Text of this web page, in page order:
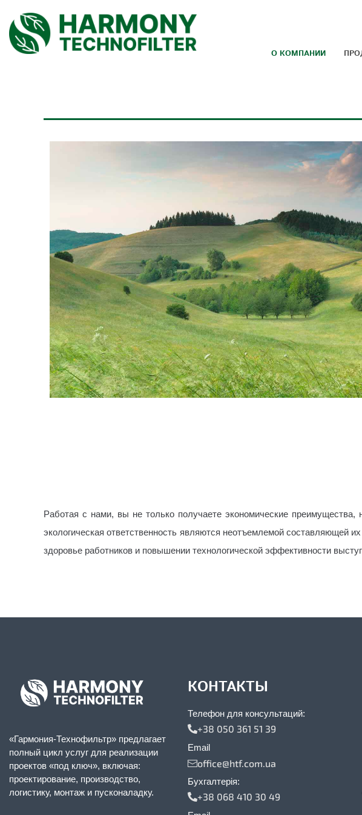
О КОМПАНИИ
Работая с нами, вы не только получаете экономические преимущества,
экологическая ответственность являются неотъемлемой
здоровье работников и повышении технологической эффективности
«Гармония-Технофильтр» предлагает
полный цикл услуг для реализации
проектов «под ключ», включая:
проектирование, производство,
логистику, монтаж и пусконаладку.
КОНТАКТЫ
Телефон для консультаций:
+38 050 361 51 39
Email
office@htf.com.ua
Бухгалтерія:
+38 068 410 30 49